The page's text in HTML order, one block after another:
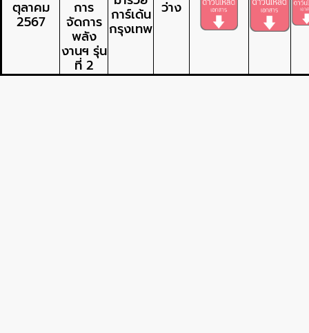
ตุลาคม
2567
การ
จัดการ
พลัง
งานฯ รุ่น
ที่ 2
การ์เด้น
กรุงเทพ
ว่าง